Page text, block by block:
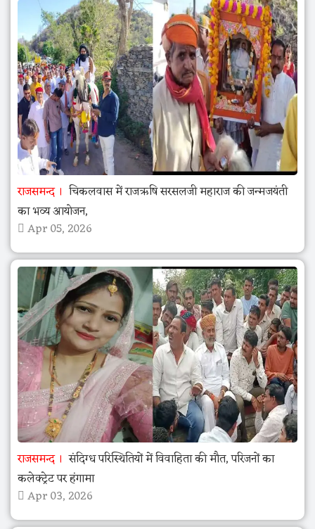
राजसमन्द
चिकलवास में राजऋषि सरसलजी महाराज की जन्मजयंती
का भव्य आयोजन,
Apr 05, 2026
राजसमन्द
संदिग्ध परिस्थितियों में विवाहिता की मौत, परिजनों का
कलेक्ट्रेट पर हंगामा
Apr 03, 2026